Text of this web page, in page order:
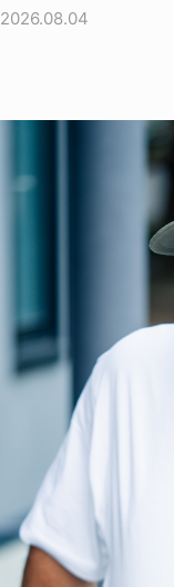
2026.08.04